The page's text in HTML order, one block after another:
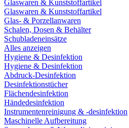
Glaswaren & Kunststoffartikel
Glaswaren & Kunststoffartikel
Glas- & Porzellanwaren
Schalen, Dosen & Behälter
Schubladeneinsätze
Alles anzeigen
Hygiene & Desinfektion
Hygiene & Desinfektion
Abdruck-Desinfektion
Desinfektionstücher
Flächendesinfektion
Händedesinfektion
Instrumentenreinigung & -desinfektion
Maschinelle Aufbereitung